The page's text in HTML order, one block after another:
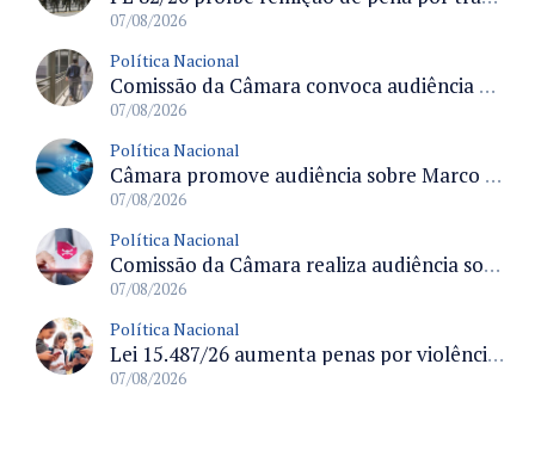
07/08/2026
Política Nacional
Comissão da Câmara convoca audiência para discutir misoginia nas escolas e universidades após divulgação de listas misóginas
07/08/2026
Política Nacional
Câmara promove audiência sobre Marco de Fomento à Economia Digital e impactos da inteligência artificial
07/08/2026
Política Nacional
Comissão da Câmara realiza audiência sobre apostas online para medir o tamanho do mercado ilegal
07/08/2026
Política Nacional
Lei 15.487/26 aumenta penas por violência sexual digital contra crianças e adolescentes e autoriza ronda virtual para investigação
07/08/2026